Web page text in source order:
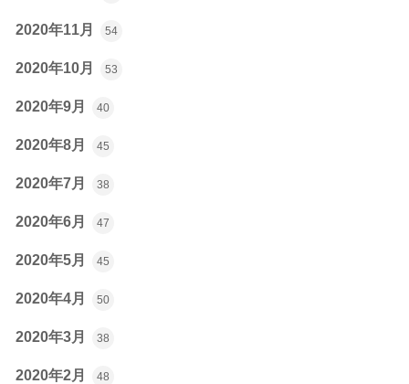
2020年11月 54
2020年10月 53
2020年9月 40
2020年8月 45
2020年7月 38
2020年6月 47
2020年5月 45
2020年4月 50
2020年3月 38
2020年2月 48